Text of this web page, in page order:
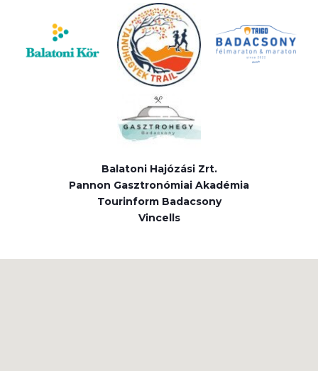
Balatoni Hajózási Zrt.
Pannon Gasztronómiai Akadémia
Tourinform Badacsony
Vincells